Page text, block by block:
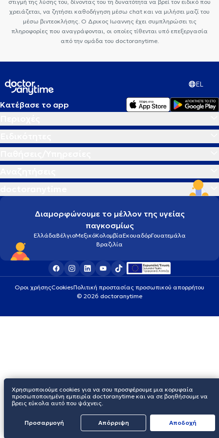
στιγμή της λύσης του, δίνοντας του τη δυνατότητα να βρεί τον ειδικό που
χρειάζεται, να ζητήσει καθοδήγηση μέσω chat και να μιλήσει μαζί του
μέσω βιντεοκλήσης. Ο Δρικος Ιωαννης έχει συμπληρώσει τις
πληροφορίες που αναγράφονται, οι οποίες τίθενται υπό επεξεργασία
από την ομάδα του doctoranytime.
EL
Κατέβασε το app
Διαμορφώνουμε το μέλλον της υγείας
παγκοσμίως
ΕλλάδαΒέλγιοΜεξικόΚολομβίαΕκουαδόρΓουατεμάλα
Βραζιλία
Οροι χρήσηςCookiesΠολιτική προστασίας προσωπικού απορρήτου
© 2026 doctoranytime
Χρησιμοποιούμε cookies για να σου προσφέρουμε μια κορυφαία
προσωποποιημένη εμπειρία doctoranytime και να σε βοηθήσουμε να
βρεις εύκολα αυτό που ψάχνεις.
Προσαρμογή Απόρριψη Aποδοχή